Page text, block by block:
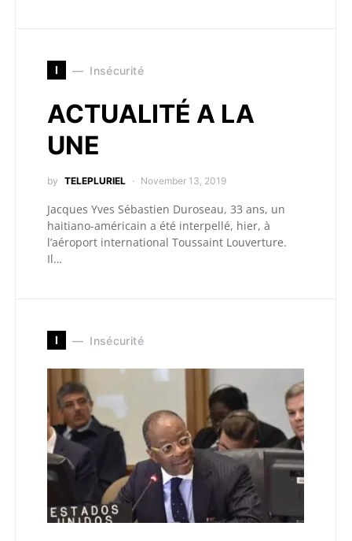
I Insécurité
ACTUALITÉ A LA
UNE
by TELEPLURIEL November 13, 2019
Jacques Yves Sébastien Duroseau, 33 ans, un
haitiano-américain a été interpellé, hier, à
l’aéroport international Toussaint Louverture.
Il…
I Insécurité